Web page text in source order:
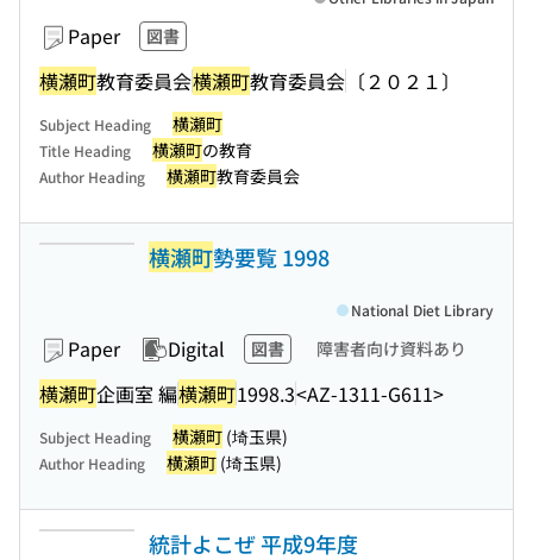
Paper 図書
横瀬町教育委員会横瀬町教育委員会 〔２０２１〕
Subject Heading 横瀬町
Title Heading 横瀬町の教育
Author Heading 横瀬町教育委員会
横瀬町勢要覧 1998
Paper Digital 図書 障害者向け資料あり
横瀬町企画室 編横瀬町1998.3<AZ-1311-G611>
National Diet Library
Subject Heading 横瀬町 (埼玉県)
Author Heading 横瀬町 (埼玉県)
統計よこぜ 平成9年度